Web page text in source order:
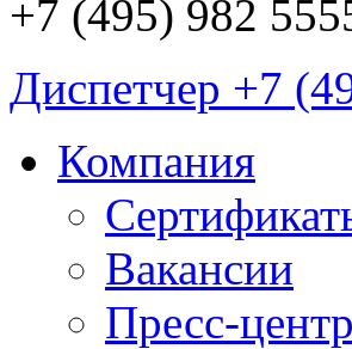
+7 (495) 982
Диспетчер +7
Компания
Вакансии
Пресс-центр